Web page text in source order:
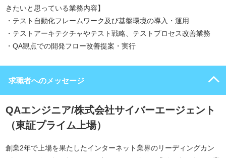
きたいと思っている業務内容】
・テスト自動化フレームワーク及び基盤環境の導入・運用
・テストアーキテクチャやテスト戦略、テストプロセス改善業務
・QA観点での開発フロー改善提案・実行
求職者へのメッセージ
QAエンジニア/株式会社サイバーエージェント
（東証プライム上場）
創業2年で上場を果たしたインターネット業界のリーディングカン